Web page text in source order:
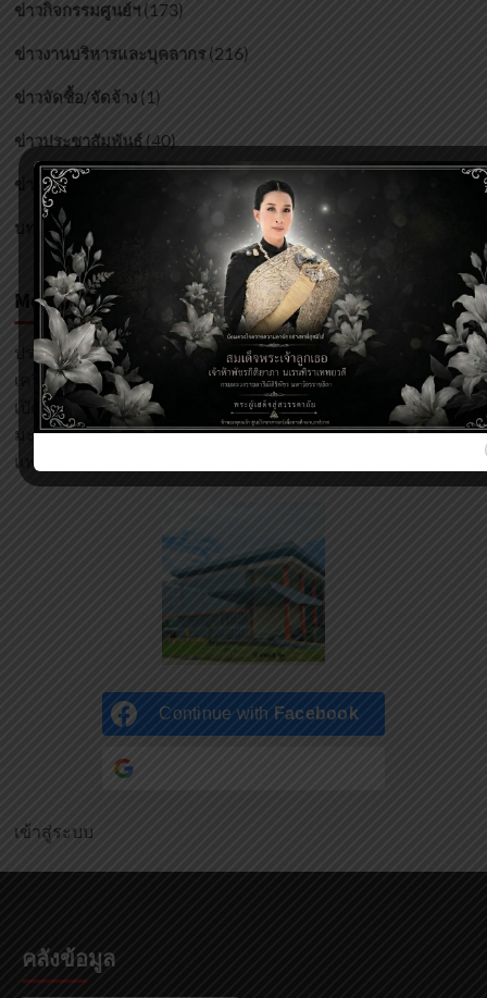
ข่าวกิจกรรมศูนย์ฯ(173)
ข่าวงานบริหารและบุคลากร(216)
ข่าวจัดซื้อ/จัดจ้าง(1)
ข่าวประชาสัมพันธ์(40)
ข่าวแจ้งเวียน
บทความ (27)
Most Viewed Posts
ปรากฏการณ์จันทรุปราคา(42,985)
เครื่องตะบันน้ำ Hidraulic Ram Pump(7,120)
เปิดโลกพลังงานทดแทน
(6,982)
มะกอกป่า(4,377)
แพลงก์ตอนพืช คืออะไร?
Continue with Facebook
เข้าสู่ระบบ
คลังข้อมูล